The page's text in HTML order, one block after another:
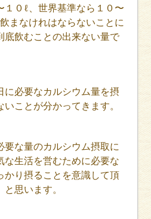
１０ℓ、世界基準なら１０〜
まなけれはならないことに
底飲むことの出来ない量で
に必要なカルシウム量を摂
ことが分かってきます。
要な量のカルシウム摂取に
な生活を営むために必要な
かり摂ることを意識して頂
思います。